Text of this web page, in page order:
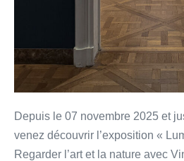
Depuis le 07 novembre 2025 et
venez découvrir l’exposition «
Regarder l’art et la nature avec